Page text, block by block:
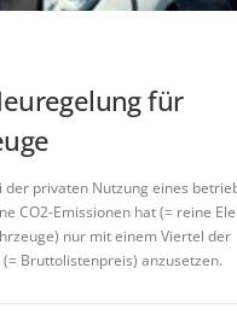
für
der privaten Nutzung eines
CO2-Emissionen hat (= reine
nur mit einem Viertel der
Bruttolistenpreis) anzusetzen.